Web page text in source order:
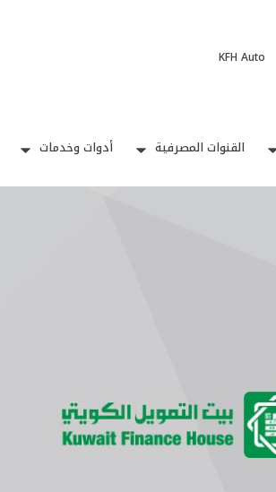
KFH Auto
القنوات المصرفية أدوات وخدمات